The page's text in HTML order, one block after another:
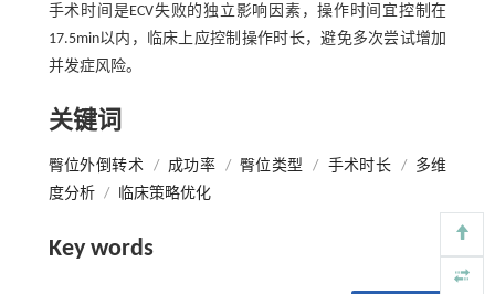
手术时间是ECV失败的独立影响因素，操作时间宜控制在
17.5min以内，临床上应控制操作时长，避免多次尝试增加
并发症风险。
关键词
臀位外倒转术 / 成功率 / 臀位类型 / 手术时长 /
多维
度分析 / 临床策略优化
Key words